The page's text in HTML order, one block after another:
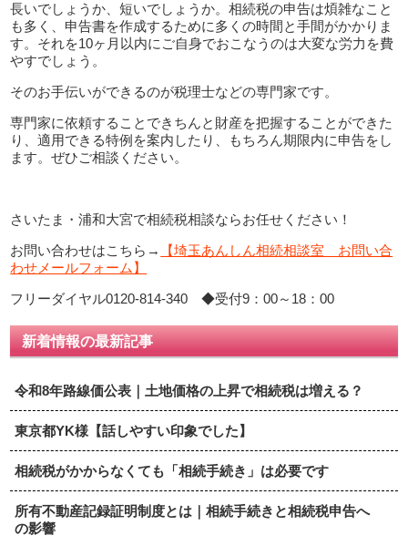
長いでしょうか、短いでしょうか。相続税の申告は煩雑なこと
も多く、申告書を作成するために多くの時間と手間がかかりま
す。それを10ヶ月以内にご自身でおこなうのは大変な労力を費
やすでしょう。
そのお手伝いができるのが税理士などの専門家です。
専門家に依頼することできちんと財産を把握することができた
り、適用できる特例を案内したり、もちろん期限内に申告をし
ます。ぜひご相談ください。
さいたま・浦和大宮で相続税相談ならお任せください！
お問い合わせはこちら→
【埼玉あんしん相続相談室 お問い合
わせメールフォーム】
フリーダイヤル0120-814-340 ◆受付9：00～18：00
新着情報の最新記事
令和8年路線価公表｜土地価格の上昇で相続税は増える？
東京都YK様【話しやすい印象でした】
相続税がかからなくても「相続手続き」は必要です
所有不動産記録証明制度とは｜相続手続きと相続税申告へ
の影響